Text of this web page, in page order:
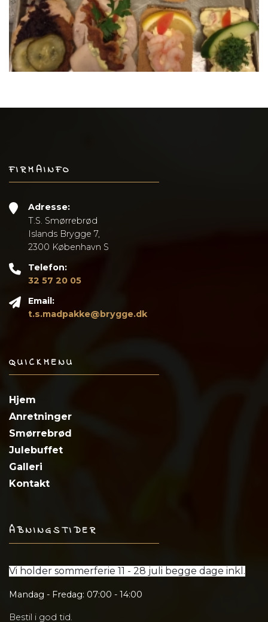
FIRMAINFO
Adresse:
T.S. Smørrebrød
Islands Brygge 7,
2300 København S
Telefon:
32 57 20 05
Email:
t.s.madpakke@brygge.dk
QUICKMENU
Hjem
Anretninger
Smørrebrød
​Julebuffet
Galleri
Kontakt
ÅBNINGSTIDER
Vi holder sommerferie 11 - 28 juli begge dage inkl.
Mandag - Fredag: 07:00 - 14:00
Bestil i god tid.